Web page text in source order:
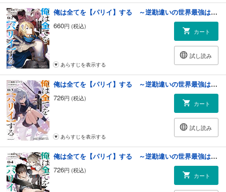
俺は全てを【パリイ】する ～逆勘違いの世界最強は冒険者の夢をみる～２
660円 (税込)
カート
試し読み
あらすじを表示する
俺は全てを【パリイ】する ～逆勘違いの世界最強は冒険者の夢をみる～３【電子書店共通特典イラスト付】
726円 (税込)
カート
試し読み
あらすじを表示する
俺は全てを【パリイ】する ～逆勘違いの世界最強は冒険者の夢をみる～４【電子書店共通特典イラスト付】
726円 (税込)
カート